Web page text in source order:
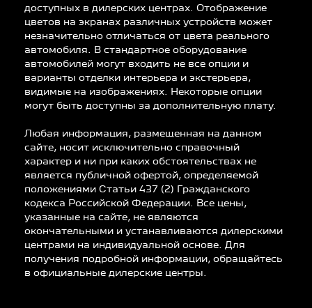
доступных в дилерских центрах. Отображение
цветов на экранах различных устройств может
незначительно отличаться от цвета реального
автомобиля. В стандартное оборудование
автомобилей могут входить не все опции и
варианты отделки интерьера и экстерьера,
видимые на изображениях. Некоторые опции
могут быть доступны за дополнительную плату.
Любая информация, размещенная на данном
сайте, носит исключительно справочный
характер и ни при каких обстоятельствах не
является публичной офертой, определяемой
положениями Статьи 437 (2) Гражданского
кодекса Российской Федерации. Все цены,
указанные на сайте, не являются
окончательными и устанавливаются дилерскими
центрами на индивидуальной основе. Для
получения подробной информации, обращайтесь
в официальные дилерские центры.